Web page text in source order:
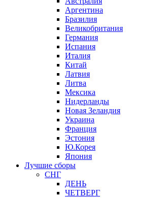
Аргентина
Бразилия
Великобритания
Германия
Испания
Италия
Китай
Латвия
Литва
Мексика
Нидерланды
Новая Зеландия
Украина
Франция
Эстония
Ю.Корея
Япония
Лучшие сборы
СНГ
ДЕНЬ
ЧЕТВЕРГ